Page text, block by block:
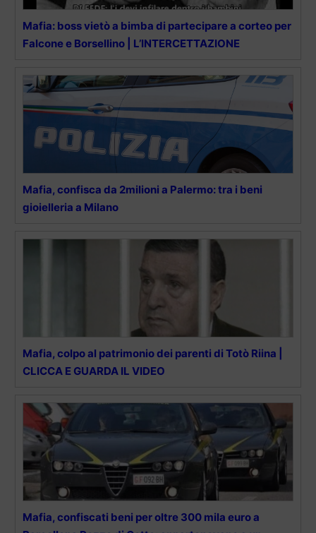
Mafia: boss vietò a bimba di partecipare a corteo per
Falcone e Borsellino | L’INTERCETTAZIONE
Mafia, confisca da 2milioni a Palermo: tra i beni
gioielleria a Milano
Mafia, colpo al patrimonio dei parenti di Totò Riina |
CLICCA E GUARDA IL VIDEO
Mafia, confiscati beni per oltre 300 mila euro a